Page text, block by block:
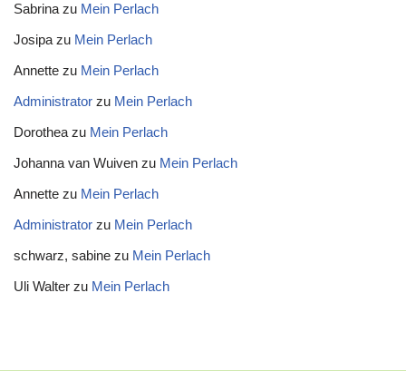
Sabrina zu Mein Perlach
Josipa zu Mein Perlach
Annette zu Mein Perlach
Administrator zu Mein Perlach
Dorothea zu Mein Perlach
Johanna van Wuiven zu Mein Perlach
Annette zu Mein Perlach
Administrator zu Mein Perlach
schwarz, sabine zu Mein Perlach
Uli Walter zu Mein Perlach